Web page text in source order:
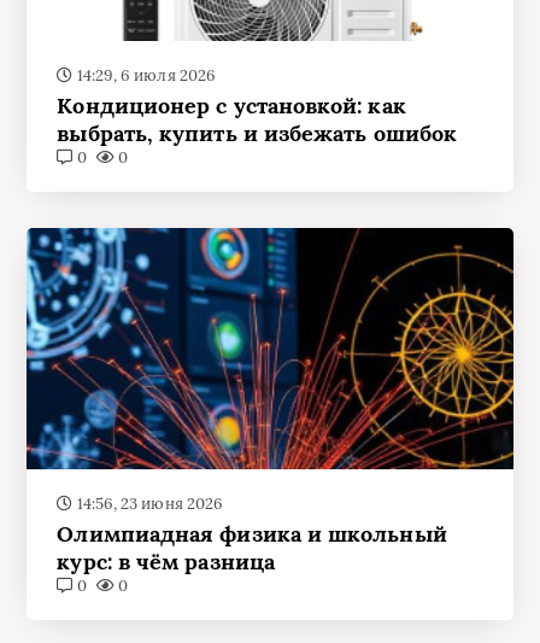
14:29, 6 июля 2026
Кондиционер с установкой: как
выбрать, купить и избежать ошибок
0 0
14:56, 23 июня 2026
Олимпиадная физика и школьный
курс: в чём разница
0 0